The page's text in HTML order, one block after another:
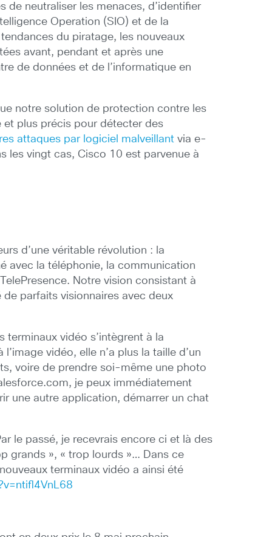
de neutraliser les menaces, d’identifier
Operation (SIO) et de la
du piratage, les nouveaux
avant, pendant et après une
de données et de l’informatique en
notre solution de protection contre les
et plus précis pour détecter des
attaques par logiciel malveillant via e-
les vingt cas, Cisco 10 est parvenue à
d’une véritable révolution : la
avec la téléphonie, la communication
Notre vision consistant à
parfaits visionnaires avec deux
terminaux vidéo s’intègrent à la
vidéo, elle n’a plus la taille d’un
voire de prendre soi-même une photo
je peux immédiatement
une autre application, démarrer un chat
le passé, je recevrais encore ci et là des
grands », « trop lourds »… Dans ce
terminaux vidéo a ainsi été